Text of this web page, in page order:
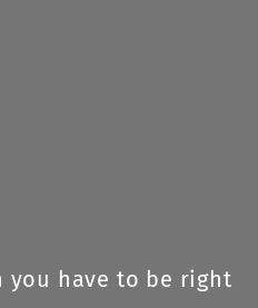
you have to be right